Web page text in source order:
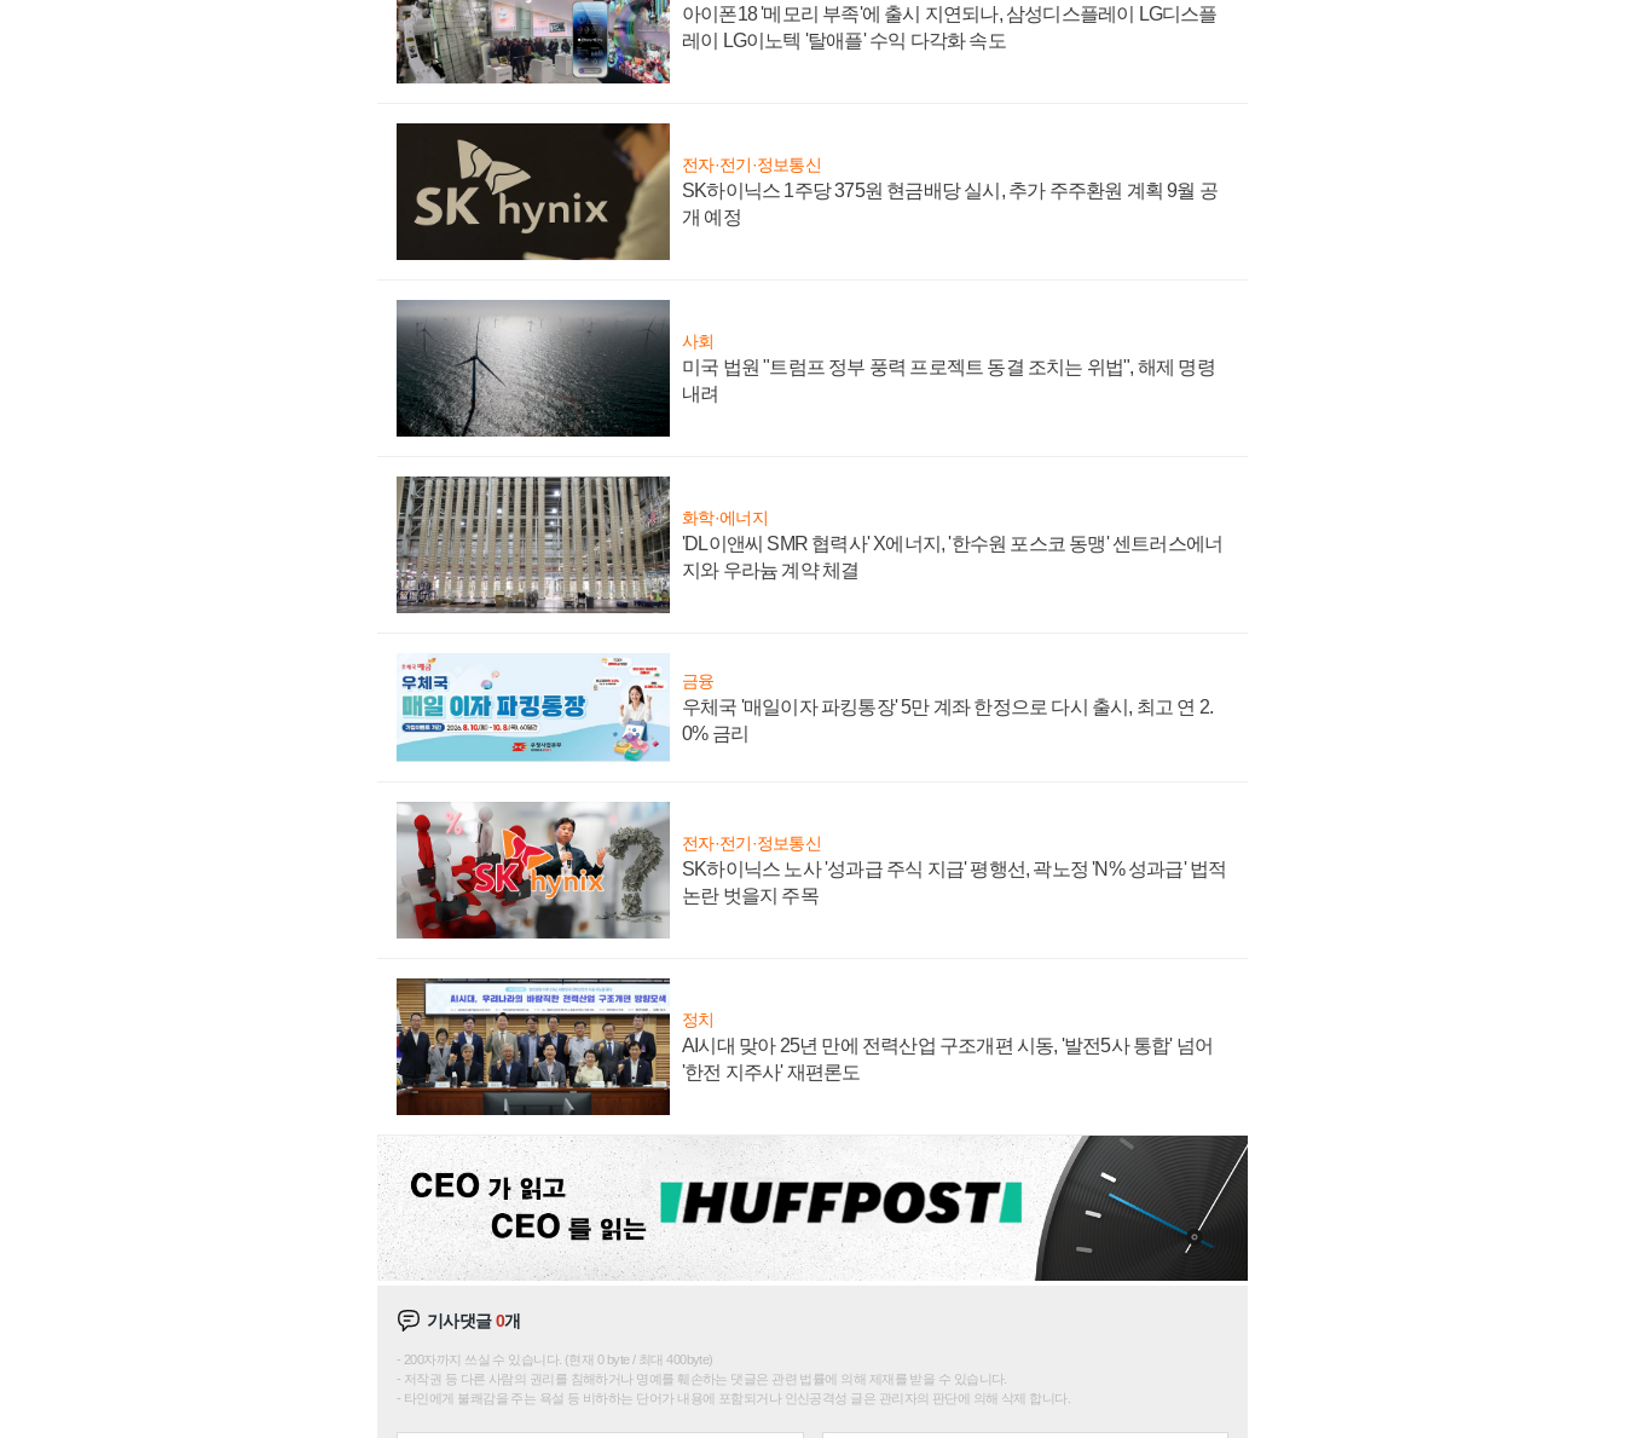
아이폰18 '메모리 부족'에 출시 지연되나, 삼성디스플레이 LG디스플
레이 LG이노텍 '탈애플' 수익 다각화 속도
전자·전기·정보통신
SK하이닉스 1주당 375원 현금배당 실시, 추가 주주환원 계획 9월 공
개 예정
사회
미국 법원 "트럼프 정부 풍력 프로젝트 동결 조치는 위법", 해제 명령
내려
화학·에너지
'DL이앤씨 SMR 협력사' X에너지, '한수원 포스코 동맹' 센트러스에너
지와 우라늄 계약 체결
금융
우체국 '매일이자 파킹통장' 5만 계좌 한정으로 다시 출시, 최고 연 2.
0% 금리
전자·전기·정보통신
SK하이닉스 노사 '성과급 주식 지급' 평행선, 곽노정 'N% 성과급' 법적
논란 벗을지 주목
정치
AI시대 맞아 25년 만에 전력산업 구조개편 시동, '발전5사 통합' 넘어
'한전 지주사' 재편론도
기사댓글0개
200자까지 쓰실 수 있습니다. (현재 0 byte / 최대 400byte)
저작권 등 다른 사람의 권리를 침해하거나 명예를 훼손하는 댓글은 관련 법률에 의해 제재를 받을 수 있습니다.
타인에게 불쾌감을 주는 욕설 등 비하하는 단어가 내용에 포함되거나 인신공격성 글은 관리자의 판단에 의해 삭제 합니다.